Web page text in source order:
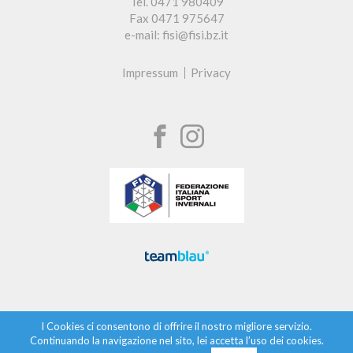
Fax 0471 975647
e-mail: fisi@fisi.bz.it
Impressum Privacy
I Cookies ci consentono di offrire il nostro migliore servizio.
Continuando la navigazione nel sito, lei accetta l’uso dei cookies.